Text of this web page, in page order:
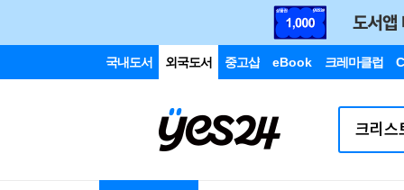
국내도서 외국도서 중고샵 eBook 크레마클럽